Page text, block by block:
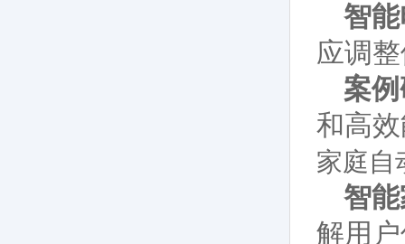
智
应调
案
和高
家庭自
智
解用